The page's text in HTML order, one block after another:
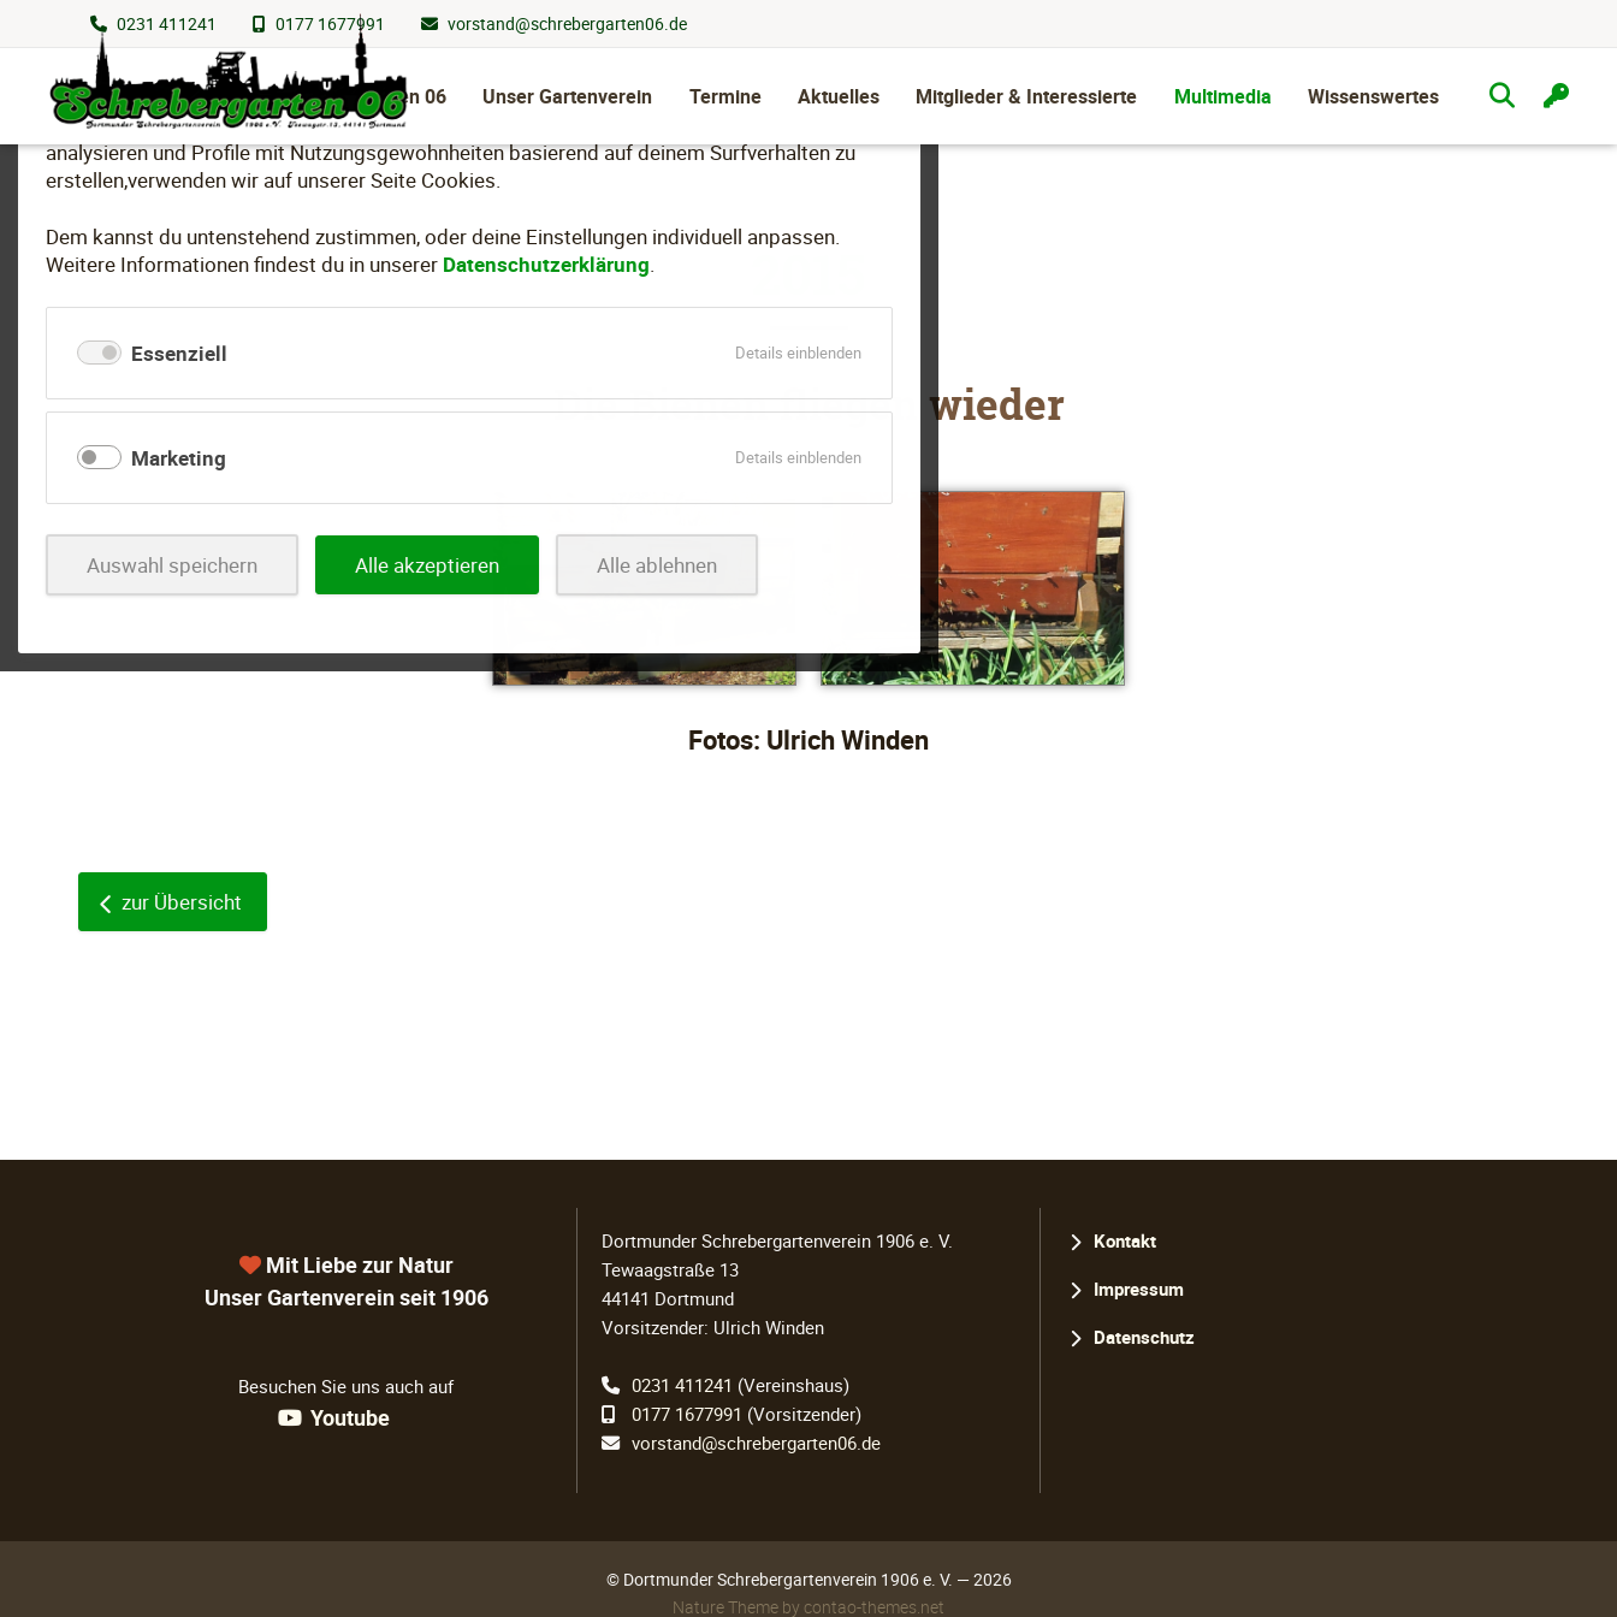
Wir nutzen Cookies
Um essenzielle Funktionen dieser Webseite bereitzustellen, dein Nutzungsverhalten zu
analysieren und Profile mit Nutzungsgewohnheiten basierend auf deinem Surfverhalten zu
erstellen,verwenden wir auf unserer Seite Cookies.
Dem kannst du untenstehend zustimmen, oder deine Einstellungen individuell anpassen.
Weitere Informationen findest du in unserer Datenschutzerklärung.
Essenziell Details einblendenfür
Marketing Details einblendenfür
Auswahl speichern Alle akzeptieren Alle ablehnen
0231 411241 0177 1677991 vorstand@schrebergarten06.de
Schrebergarten 06 Unser Gartenverein Termine Aktuelles Mitglieder & Interessierte Multimedia Wissenswertes
Navigation
überspringen
2015
Die Bienen fliegen wieder
Fotos: Ulrich Winden
zur Übersicht
Mit Liebe zur Natur
Unser Gartenverein seit 1906
Besuchen Sie uns auch auf
Youtube
Dortmunder Schrebergartenverein 1906 e. V.
Tewaagstraße 13
44141 Dortmund
Vorsitzender: Ulrich Winden
0231 411241 (Vereinshaus)
0177 1677991 (Vorsitzender)
vorstand@schrebergarten06.de
überspringen
Kontakt
Impressum
Datenschutz
© Dortmunder Schrebergartenverein 1906 e. V. — 2026
Nature Theme by contao-themes.net